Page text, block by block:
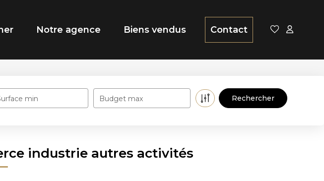
Notre agence Biens vendus Contact
min Budget max
industrie autres activités